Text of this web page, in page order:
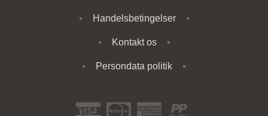
Handelsbetingelser
Kontakt os
Persondata politik